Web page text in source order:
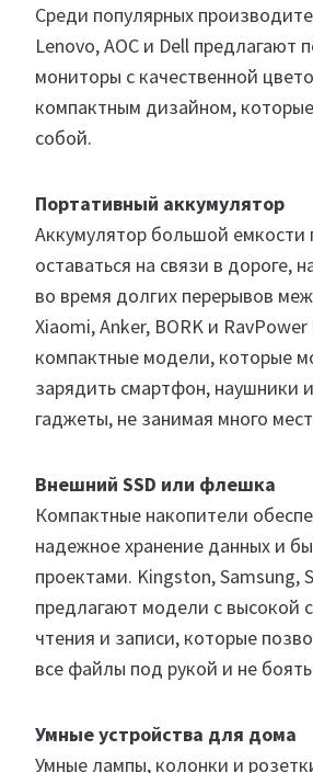
Среди популярных
Lenovo, AOC и Dell предлагают
мониторы с качественной
компактным дизайном,
собой.
Портативный аккумулятор
Аккумулятор большой емкости
оставаться на связи в дороге,
во время долгих перерывов
Xiaomi, Anker, BORK и
компактные модели, которые
зарядить смартфон, наушники
гаджеты, не занимая много
Внешний SSD или флешка
Компактные накопители
надежное хранение данных и
проектами. Kingston, Samsung,
предлагают модели с высокой
чтения и записи, которые
все файлы под рукой и не
Умные устройства для дома
Умные лампы, колонки и